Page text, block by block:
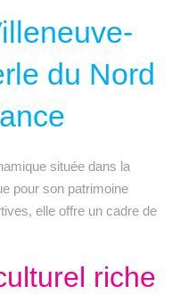
du Nord
située dans la
pour son patrimoine
elle offre un cadre de
riche